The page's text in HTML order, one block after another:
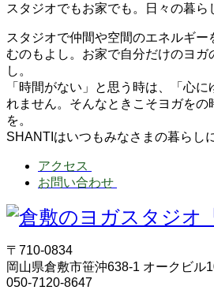
スタジオでもお家でも。日々の暮ら
スタジオで仲間や空間のエネルギー
むのもよし。お家で自分だけのヨガ
し。
「時間がない」と思う時は、「心
れません。そんなときこそヨガをの
を。
SHANTIはいつもみなさまの暮らし
アクセス
お問い合わせ
〒710-0834
岡山県倉敷市笹沖638-1 オークビル
050-7120-8647